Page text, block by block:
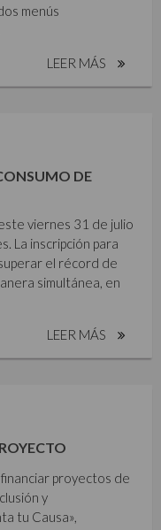
menús
LEER MÁS
DE
viernes 31 de julio
La inscripción para
el récord de
simultánea, en
LEER MÁS
proyectos de
y
tu Causa»,